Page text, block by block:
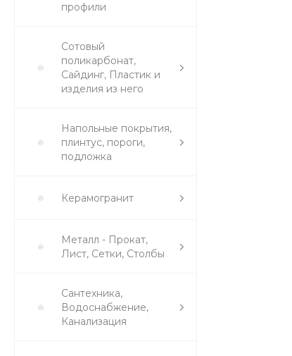
профили
Сотовый
поликарбонат,
Сайдинг, Пластик и
изделия из него
Напольные покрытия,
плинтус, пороги,
подложка
Керамогранит
Металл - Прокат,
Лист, Сетки, Столбы
Сантехника,
Водоснабжение,
Канализация